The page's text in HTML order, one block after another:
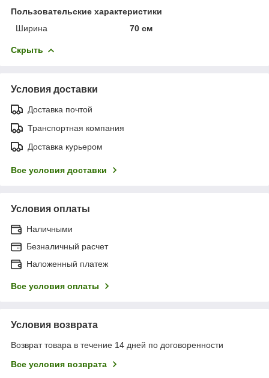
Пользовательские характеристики
Ширина
70 см
Скрыть
Условия доставки
Доставка почтой
Транспортная компания
Доставка курьером
Все условия доставки
Условия оплаты
Наличными
Безналичный расчет
Наложенный платеж
Все условия оплаты
Условия возврата
Возврат товара в течение 14 дней по договоренности
Все условия возврата